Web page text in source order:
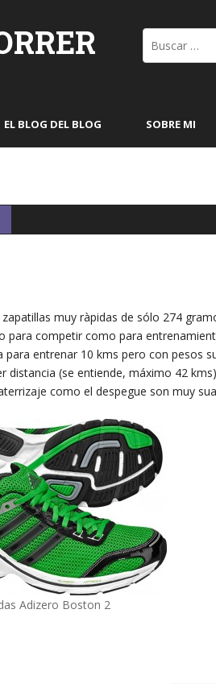
EL BLOG DEL BLOG SOBRE MI
muy ràpidas de sólo 274
competir como para
entrenar 10 kms pero con pesos
(se entiende, máximo 42
como el despegue son muy
Adizero Boston 2